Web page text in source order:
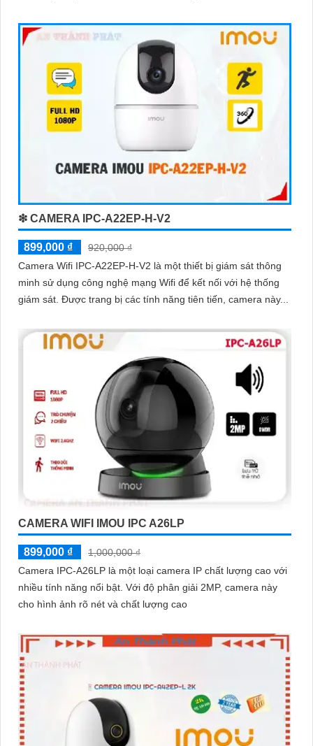
❇ CAMERA IPC-A22EP-H-V2
899,000 ₫
920,000 ₫
Camera Wifi IPC-A22EP-H-V2 là một thiết bị giám sát thông
minh sử dụng công nghệ mạng Wifi để kết nối với hệ thống
giám sát. Được trang bị các tính năng tiên tiến, camera này...
CAMERA WIFI IMOU IPC A26LP
899,000 ₫
1,000,000 ₫
Camera IPC-A26LP là một loại camera IP chất lượng cao với
nhiều tính năng nổi bật. Với độ phân giải 2MP, camera này
cho hình ảnh rõ nét và chất lượng cao